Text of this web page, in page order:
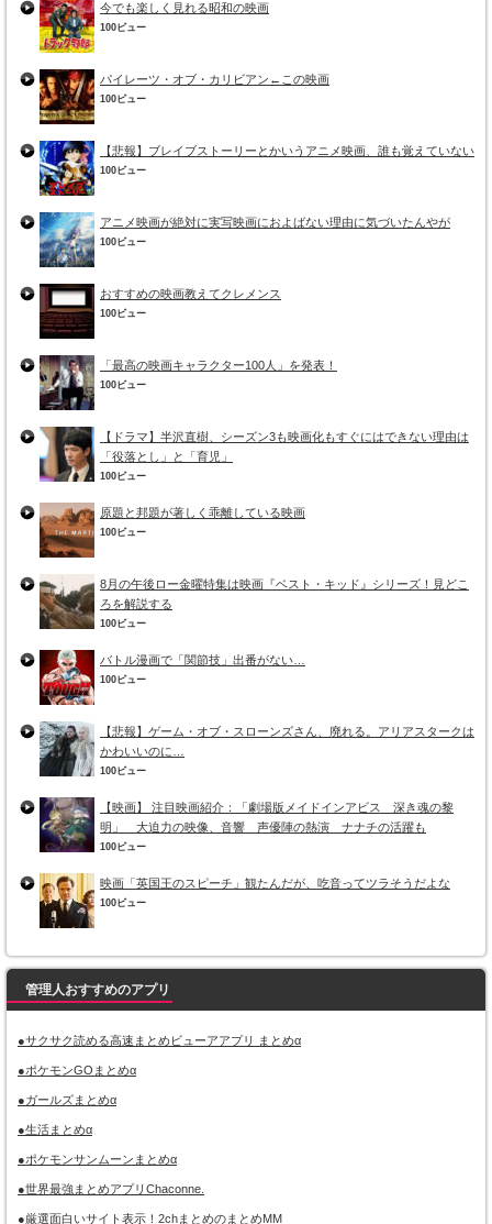
今でも楽しく見れる昭和の映画
100ビュー
パイレーツ・オブ・カリビアン←この映画
100ビュー
【悲報】ブレイブストーリーとかいうアニメ映画、誰も覚えていない
100ビュー
アニメ映画が絶対に実写映画におよばない理由に気づいたんやが
100ビュー
おすすめの映画教えてクレメンス
100ビュー
「最高の映画キャラクター100人」を発表！
100ビュー
【ドラマ】半沢直樹、シーズン3も映画化もすぐにはできない理由は
「役落とし」と「育児」
100ビュー
原題と邦題が著しく乖離している映画
100ビュー
8月の午後ロー金曜特集は映画『ベスト・キッド』シリーズ！見どこ
ろを解説する
100ビュー
バトル漫画で「関節技」出番がない…
100ビュー
【悲報】ゲーム・オブ・スローンズさん、廃れる。アリアスタークは
かわいいのに…
100ビュー
【映画】 注目映画紹介：「劇場版メイドインアビス 深き魂の黎
明」 大迫力の映像、音響 声優陣の熱演 ナナチの活躍も
100ビュー
映画「英国王のスピーチ」観たんだが、吃音ってツラそうだよな
100ビュー
管理人おすすめのアプリ
●サクサク読める高速まとめビューアアプリ まとめα
●ポケモンGOまとめα
●ガールズまとめα
●生活まとめα
●ポケモンサンムーンまとめα
●世界最強まとめアプリChaconne.
●厳選面白いサイト表示！2chまとめのまとめMM